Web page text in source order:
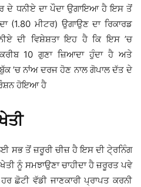
ਦੇ ਧਨੀਏ ਦਾ ਪੌਦਾ ਉਗਾਇਆ ਹੈ ਇਸ ਤੋਂ
(1.80 ਮੀਟਰ) ਉਗਾਉਣ ਦਾ ਰਿਕਾਰਡ
ਦੀ ਵਿਸ਼ੇਸ਼ਤਾ ਇਹ ਹੈ ਕਿ ਇਸ ’ਚ
10 ਗੁਣਾ ਜ਼ਿਆਦਾ ਹੁੰਦਾ ਹੈ ਅਤੇ
’ਚ ਨਾਂਅ ਦਰਜ ਹੋਣ ਨਾਲ ਗੋਪਾਲ ਦੱਤ ਦੇ
ਰੌਸ਼ਨ ਹੋਇਆ ਹੈ
ਸਭ ਤੋਂ ਜ਼ਰੂਰੀ ਚੀਜ਼ ਹੈ ਇਸ ਦੀ ਟੇ੍ਰਨਿੰਗ
ਨੂੰ ਸਮਝਾਉਣਾ ਚਾਹੀਦਾ ਹੈ ਜ਼ਰੂਰਤ ਪਵੇ
ਛੋਟੀ ਵੱਡੀ ਜਾਣਕਾਰੀ ਪ੍ਰਾਪਤ ਕਰਨੀ